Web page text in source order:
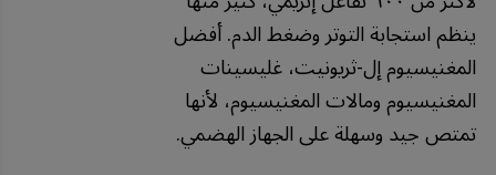
ينظم استجابة التوتر وضغط الدم. أفضل
المغنيسيوم إل-ثريونيت، غليسينات
المغنيسيوم ومالات المغنيسيوم، لأنها
تمتص جيد وسهلة على الجهاز الهضمي.